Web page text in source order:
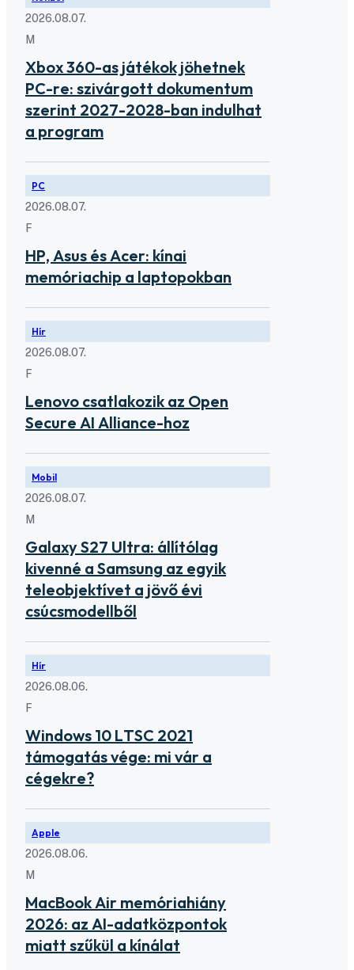
2026.08.07.
M
Xbox 360-as játékok jöhetnek
PC-re: szivárgott dokumentum
szerint 2027-2028-ban indulhat
a program
PC
2026.08.07.
F
HP, Asus és Acer: kínai
memóriachip a laptopokban
Hír
2026.08.07.
F
Lenovo csatlakozik az Open
Secure AI Alliance-hoz
Mobil
2026.08.07.
M
Galaxy S27 Ultra: állítólag
kivenné a Samsung az egyik
teleobjektívet a jövő évi
csúcsmodellből
Hír
2026.08.06.
F
Windows 10 LTSC 2021
támogatás vége: mi vár a
cégekre?
Apple
2026.08.06.
M
MacBook Air memóriahiány
2026: az AI-adatközpontok
miatt szűkül a kínálat